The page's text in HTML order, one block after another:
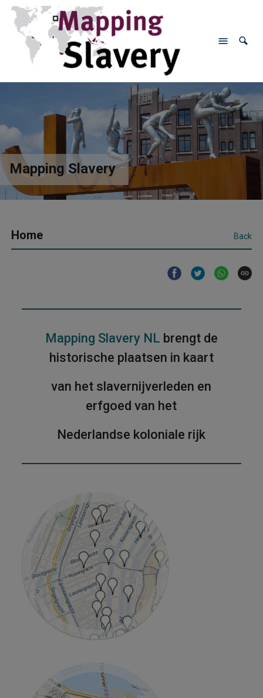
Mapping Slavery
Home Back
Mapping Slavery NL brengt de
historische plaatsen in kaart
van het slavernijverleden en
erfgoed van het
Nederlandse koloniale rijk